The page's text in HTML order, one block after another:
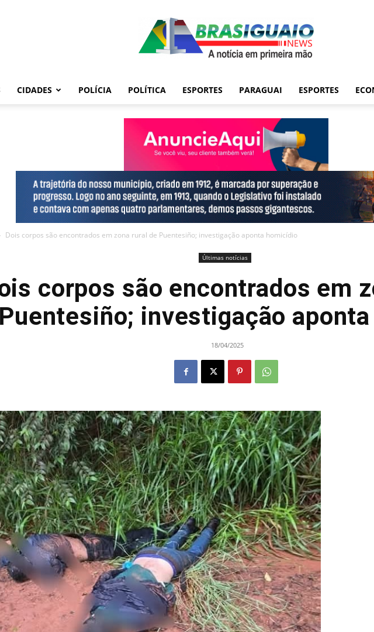
CIDADES POLÍCIA POLÍTICA ESPORTES PARAGUAI ESPORTES
Dois corpos são encontrados em zona rural de Puentesiño; investigação aponta homicídio
Últimas notícias
corpos são encontrados em
investigação
18/04/2025